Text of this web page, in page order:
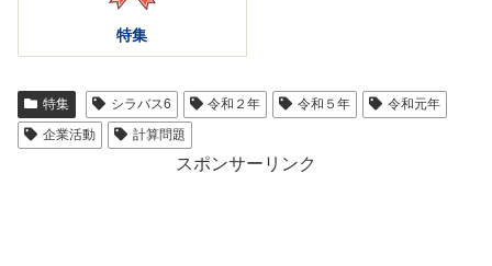
特集
特集 シラバス6 令和２年 令和５年
令和元年
企業活動
計算問題
スポンサーリンク